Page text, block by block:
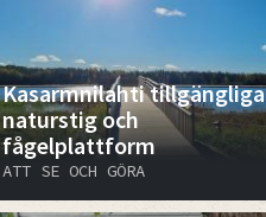
Kasarmnilahti tillgängliga
naturstig och
fågelplattform
ATT SE OCH GÖRA